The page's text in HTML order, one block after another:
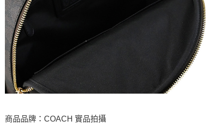
商品品牌：COACH 實品拍攝